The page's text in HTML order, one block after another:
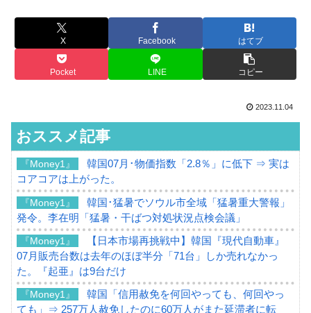
X Facebook はてブ
Pocket LINE コピー
2023.11.04
おススメ記事
『Money1』
韓国07月･物価指数「2.8％」に低下 ⇒ 実は
コアコアは上がった。
『Money1』
韓国･猛暑でソウル市全域「猛暑重大警報」
発令。李在明「猛暑・干ばつ対処状況点検会議」
『Money1』
【日本市場再挑戦中】韓国『現代自動車』
07月販売台数は去年のほぼ半分「71台」しか売れなかっ
た。『起亜』は9台だけ
『Money1』
韓国「信用赦免を何回やっても、何回やっ
ても」⇒ 257万人赦免したのに60万人がまた延滞者に転